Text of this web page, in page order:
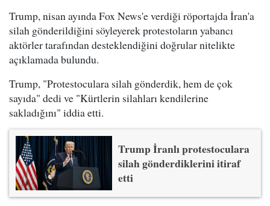
Trump, nisan ayında Fox News'e verdiği röportajda İran'a
silah gönderildiğini söyleyerek protestoların yabancı
aktörler tarafından desteklendiğini doğrular nitelikte
açıklamada bulundu.
Trump, "Protestoculara silah gönderdik, hem de çok
sayıda" dedi ve "Kürtlerin silahları kendilerine
sakladığını" iddia etti.
Trump İranlı protestoculara
silah gönderdiklerini itiraf
etti